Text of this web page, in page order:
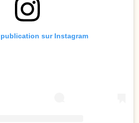
sur Instagram